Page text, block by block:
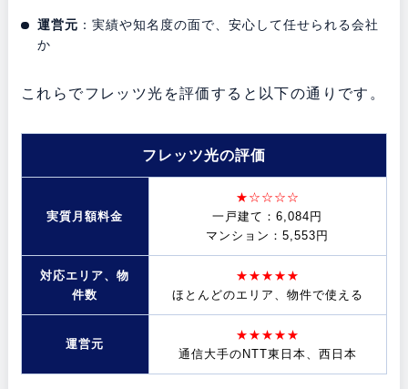
運営元 ：実績や知名度の面で、安心して任せられる会社
か
これらでフレッツ光を評価すると以下の通りです。
フレッツ光の評価
実質月額料金
★☆☆☆☆
一戸建て：6,084円
マンション：5,553円
対応エリア、物
件数
★★★★★
ほとんどのエリア、物件で使える
運営元
★★★★★
通信大手のNTT東日本、西日本